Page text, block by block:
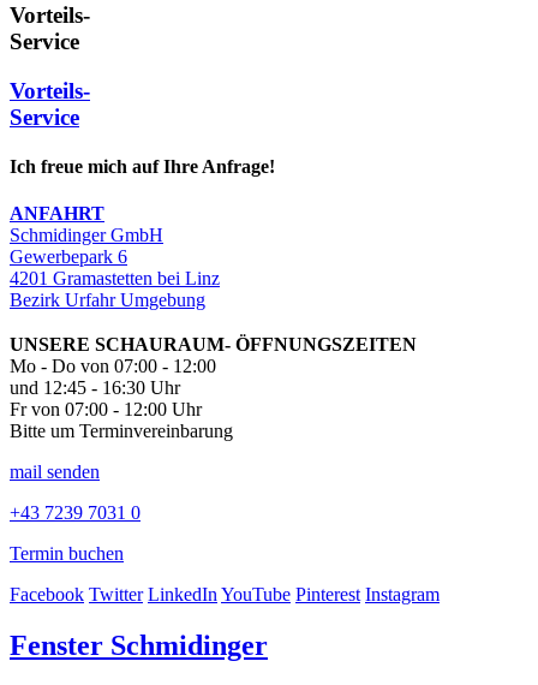
Vorteils-
Service
Vorteils-
Service
Ich freue mich auf Ihre Anfrage!
ANFAHRT
Schmidinger GmbH
Gewerbepark 6
4201 Gramastetten bei Linz
Bezirk Urfahr Umgebung
UNSERE SCHAURAUM- ÖFFNUNGSZEITEN
Mo - Do von 07:00 - 12:00
und 12:45 - 16:30 Uhr
Fr von 07:00 - 12:00 Uhr
Bitte um Terminvereinbarung
mail senden
+43 7239 7031 0
Termin buchen
Facebook Twitter LinkedInYouTube Pinterest Instagram
Fenster Schmidinger